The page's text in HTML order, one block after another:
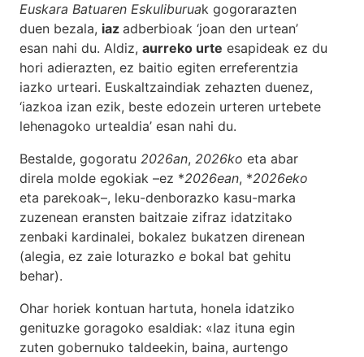
Euskara Batuaren Eskuliburuak gogorarazten
duen bezala, iaz adberbioak ‘joan den urtean’
esan nahi du. Aldiz, aurreko urte esapideak ez du
hori adierazten, ez baitio egiten erreferentzia
iazko urteari. Euskaltzaindiak zehazten duenez,
‘iazkoa izan ezik, beste edozein urteren urtebete
lehenagoko urtealdia’ esan nahi du.
Bestalde, gogoratu 2026an, 2026ko eta abar
direla molde egokiak –ez *2026ean, *2026eko
eta parekoak–, leku-denborazko kasu-marka
zuzenean eransten baitzaie zifraz idatzitako
zenbaki kardinalei, bokalez bukatzen direnean
(alegia, ez zaie loturazko e bokal bat gehitu
behar).
Ohar horiek kontuan hartuta, honela idatziko
genituzke goragoko esaldiak: «Iaz ituna egin
zuten gobernuko taldeekin, baina, aurtengo